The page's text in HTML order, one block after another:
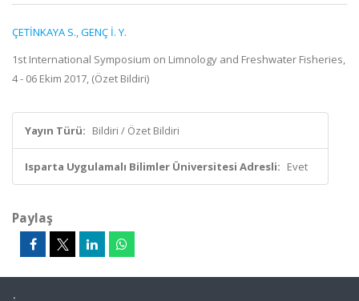
ÇETİNKAYA S.,GENÇ İ. Y.
1st International Symposium on Limnology and Freshwater Fisheries,
4 - 06 Ekim 2017, (Özet Bildiri)
Yayın Türü: Bildiri / Özet Bildiri
Isparta Uygulamalı Bilimler Üniversitesi Adresli: Evet
Paylaş